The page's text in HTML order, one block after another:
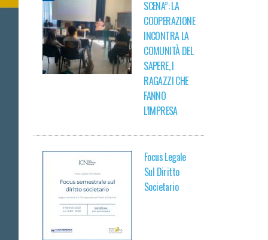
SCENA”: LA
COOPERAZIONE
INCONTRA LA
COMUNITÀ DEL
SAPERE, I
RAGAZZI CHE
FANNO
L’IMPRESA
Focus Legale
Sul Diritto
Societario